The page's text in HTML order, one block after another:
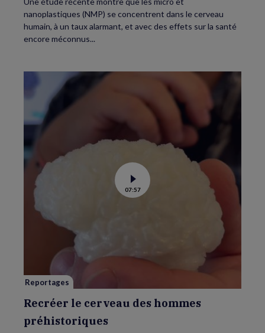
nanoplastiques (NMP) se concentrent dans le cerveau
humain, à un taux alarmant, et avec des effets sur la santé
encore méconnus...
Voir
la
vidéo
07:57
Reportages
Recréer le cerveau des hommes
préhistoriques